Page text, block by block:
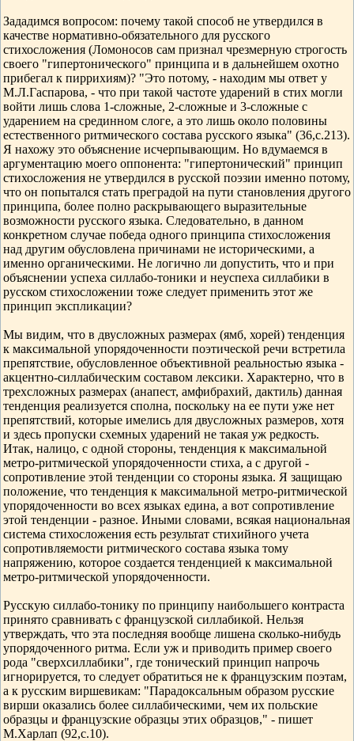
Зададимся вопросом: почему такой способ не утвердился в
качестве нормативно-обязательного для русского
стихосложения (Ломоносов сам признал чрезмерную строгость
своего "гипертонического" принципа и в дальнейшем охотно
прибегал к пиррихиям)? "Это потому, - находим мы ответ у
М.Л.Гаспарова, - что при такой частоте ударений в стих могли
войти лишь слова 1-сложные, 2-сложные и 3-сложные с
ударением на срединном слоге, а это лишь около половины
естественного ритмического состава русского языка" (36,с.213).
Я нахожу это объяснение исчерпывающим. Но вдумаемся в
аргументацию моего оппонента: "гипертонический" принцип
стихосложения не утвердился в русской поэзии именно потому,
что он попытался стать преградой на пути становления другого
принципа, более полно раскрывающего выразительные
возможности русского языка. Следовательно, в данном
конкретном случае победа одного принципа стихосложения
над другим обусловлена причинами не историческими, а
именно органическими. Не логично ли допустить, что и при
объяснении успеха силлабо-тоники и неуспеха силлабики в
русском стихосложении тоже следует применить этот же
принцип экспликации?
Мы видим, что в двусложных размерах (ямб, хорей) тенденция
к максимальной упорядоченности поэтической речи встретила
препятствие, обусловленное объективной реальностью языка -
акцентно-силлабическим составом лексики. Характерно, что в
трехсложных размерах (анапест, амфибрахий, дактиль) данная
тенденция реализуется сполна, поскольку на ее пути уже нет
препятствий, которые имелись для двусложных размеров, хотя
и здесь пропуски схемных ударений не такая уж редкость.
Итак, налицо, с одной стороны, тенденция к максимальной
метро-ритмической упорядоченности стиха, а с другой -
сопротивление этой тенденции со стороны языка. Я защищаю
положение, что тенденция к максимальной метро-ритмической
упорядоченности во всех языках едина, а вот сопротивление
этой тенденции - разное. Иными словами, всякая национальная
система стихосложения есть результат стихийного учета
сопротивляемости ритмического состава языка тому
напряжению, которое создается тенденцией к максимальной
метро-ритмической упорядоченности.
Русскую силлабо-тонику по принципу наибольшего контраста
принято сравнивать с французской силлабикой. Нельзя
утверждать, что эта последняя вообще лишена сколько-нибудь
упорядоченного ритма. Если уж и приводить пример своего
рода "сверхсиллабики", где тонический принцип напрочь
игнорируется, то следует обратиться не к французским поэтам,
а к русским виршевикам: "Парадоксальным образом русские
вирши оказались более силлабическими, чем их польские
образцы и французские образцы этих образцов," - пишет
М.Харлап (92,с.10).